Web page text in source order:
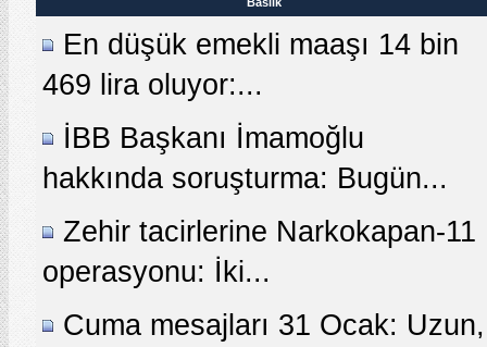
En düşük emekli maaşı 14 bin
469 lira oluyor:...
İBB Başkanı İmamoğlu
hakkında soruşturma: Bugün...
Zehir tacirlerine Narkokapan-11
operasyonu: İki...
Cuma mesajları 31 Ocak: Uzun,